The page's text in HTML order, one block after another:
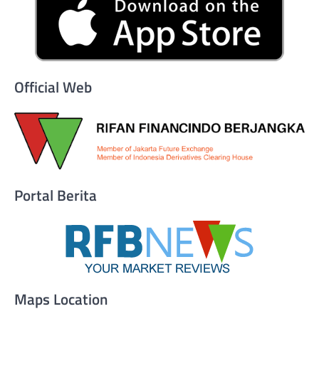
Official Web
Portal Berita
Maps Location